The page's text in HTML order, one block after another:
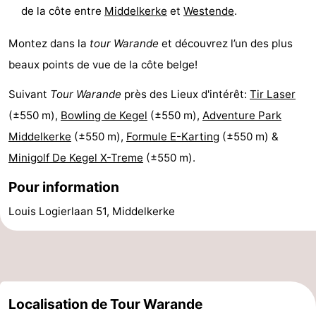
Route
Stationnement
-
Tram
Adresses
Occidentale
-
de la côte entre Middelkerke et Westende.
Montez dans la tour Warande et découvrez l’un des plus
beaux points de vue de la côte belge!
Suivant Tour Warande près des Lieux d'intérêt: Tir Laser
(±550 m), Bowling de Kegel (±550 m), Adventure Park
Middelkerke (±550 m), Formule E-Karting (±550 m) &
Minigolf De Kegel X-Treme (±550 m).
Pour information
Louis Logierlaan 51, Middelkerke
Localisation de Tour Warande